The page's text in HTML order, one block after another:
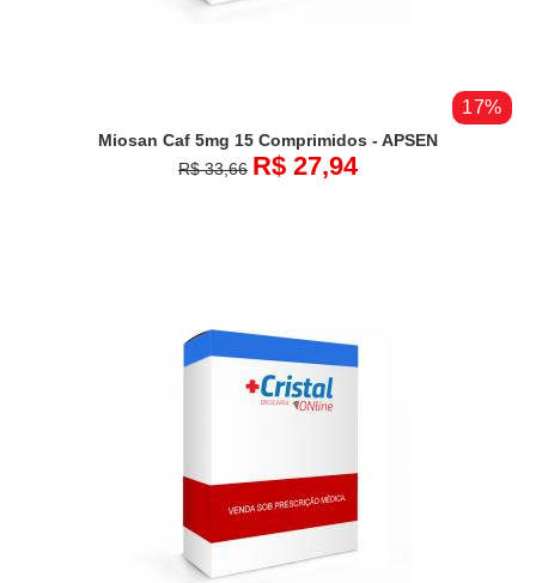
17%
Miosan Caf 5mg 15 Comprimidos - APSEN
R$ 33,66 R$ 27,94